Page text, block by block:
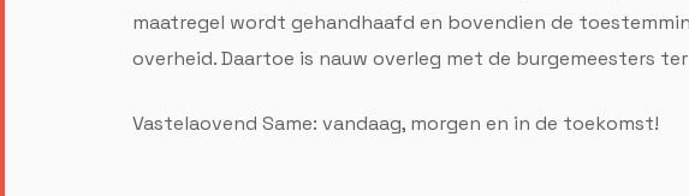
maatregel wordt gehandhaafd en bovendien de
overheid. Daartoe is nauw overleg met de burgemeesters
Vastelaovend Same: vandaag, morgen en in de toekomst!